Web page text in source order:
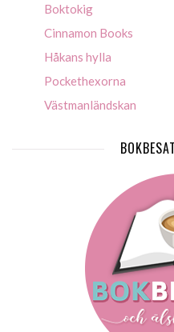
Boktokig
Cinnamon Books
Håkans hylla
Pockethexorna
Västmanländskan